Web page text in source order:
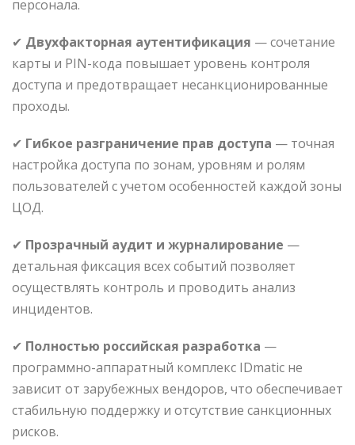
персонала.
✔ Двухфакторная аутентификация — сочетание
карты и PIN-кода повышает уровень контроля
доступа и предотвращает несанкционированные
проходы.
✔ Гибкое разграничение прав доступа — точная
настройка доступа по зонам, уровням и ролям
пользователей с учетом особенностей каждой зоны
ЦОД.
✔ Прозрачный аудит и журналирование —
детальная фиксация всех событий позволяет
осуществлять контроль и проводить анализ
инцидентов.
✔ Полностью российская разработка —
программно-аппаратный комплекс IDmatic не
зависит от зарубежных вендоров, что обеспечивает
стабильную поддержку и отсутствие санкционных
рисков.